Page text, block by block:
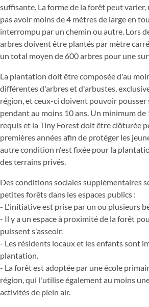
suffisante. La forme de la forêt peut
pas avoir moins de 4 mètres de large en
interrompu par un chemin ou autre. Lors
arbres doivent être plantés par mètre
un total moyen de 600 arbres pour une
La plantation doit être composée d'au
différentes d'arbres et d'arbustes,
région, et ceux-ci doivent pouvoir pousser
pendant au moins 10 ans. Un minimum de
requis et la Tiny Forest doit être clôturée
premières années afin de protéger les
autre condition n'est fixée pour la
des terrains privés.
Des conditions sociales supplémentaires
petites forêts dans les espaces publics :
- L'initiative est prise par un ou plusieurs
- Il y a un espace à proximité de la forêt
puissent s'asseoir.
- Les résidents locaux et les enfants sont
plantation.
- La forêt est adoptée par une école
région, qui l'utilise également au moins
activités de plein air.